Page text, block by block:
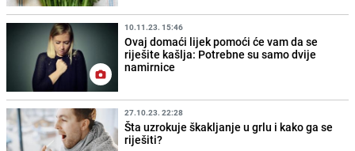
10.11.23. 15:46
Ovaj domaći lijek pomoći će vam da se
riješite kašlja: Potrebne su samo dvije
namirnice
27.10.23. 22:28
Šta uzrokuje škakljanje u grlu i kako ga se
riješiti?